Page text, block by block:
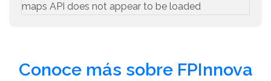
maps API does not appear to be loaded
Conoce más sobre FPInnova